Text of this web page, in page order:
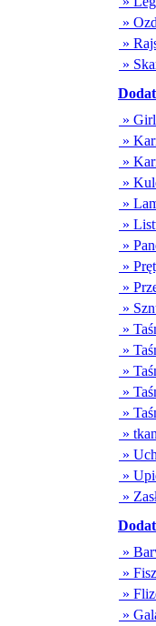
»
»
»
»
»
»
»
»
»
»
»
»
»
»
»
»
»
»
»
»
»
»
»
»
»
»